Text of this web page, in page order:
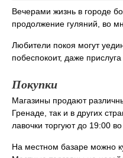
Вечерами жизнь в городе
продолжение гуляний, во
Любители покоя могут
побеспокоит, даже
Покупки
Магазины продают
Гренаде, так и в других
лавочки торгуют до 19:00
На местном базаре можно